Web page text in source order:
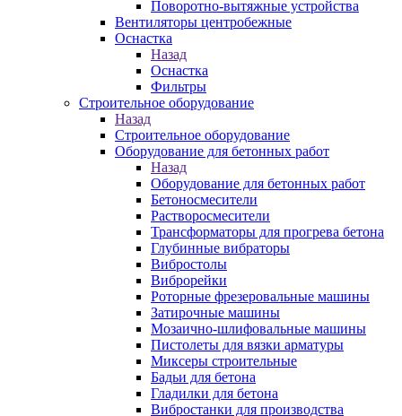
Поворотно-вытяжные устройства
Вентиляторы центробежные
Оснастка
Назад
Оснастка
Фильтры
Строительное оборудование
Назад
Строительное оборудование
Оборудование для бетонных работ
Назад
Оборудование для бетонных работ
Бетоносмесители
Растворосмесители
Трансформаторы для прогрева бетона
Глубинные вибраторы
Вибростолы
Виброрейки
Роторные фрезеровальные машины
Затирочные машины
Мозаично-шлифовальные машины
Пистолеты для вязки арматуры
Миксеры строительные
Бадьи для бетона
Гладилки для бетона
Вибростанки для производства